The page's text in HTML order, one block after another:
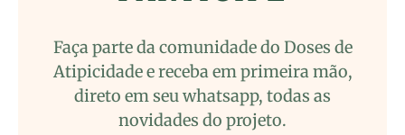
Faça parte da comunidade do Doses de
Atipicidade e receba em primeira mão,
direto em seu whatsapp, todas as
novidades do projeto.